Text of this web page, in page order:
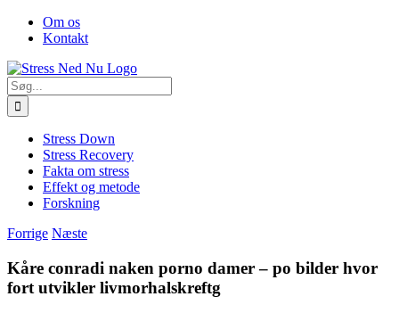
Skip
FacebookOm os
Kontakt
Søg
efter:
Stress Down
Stress Recovery
Fakta om stress
Effekt og metode
Forskning
Forrige Næste
Kåre conradi naken porno damer – po bilder hvor
fort utvikler livmorhalskreftg